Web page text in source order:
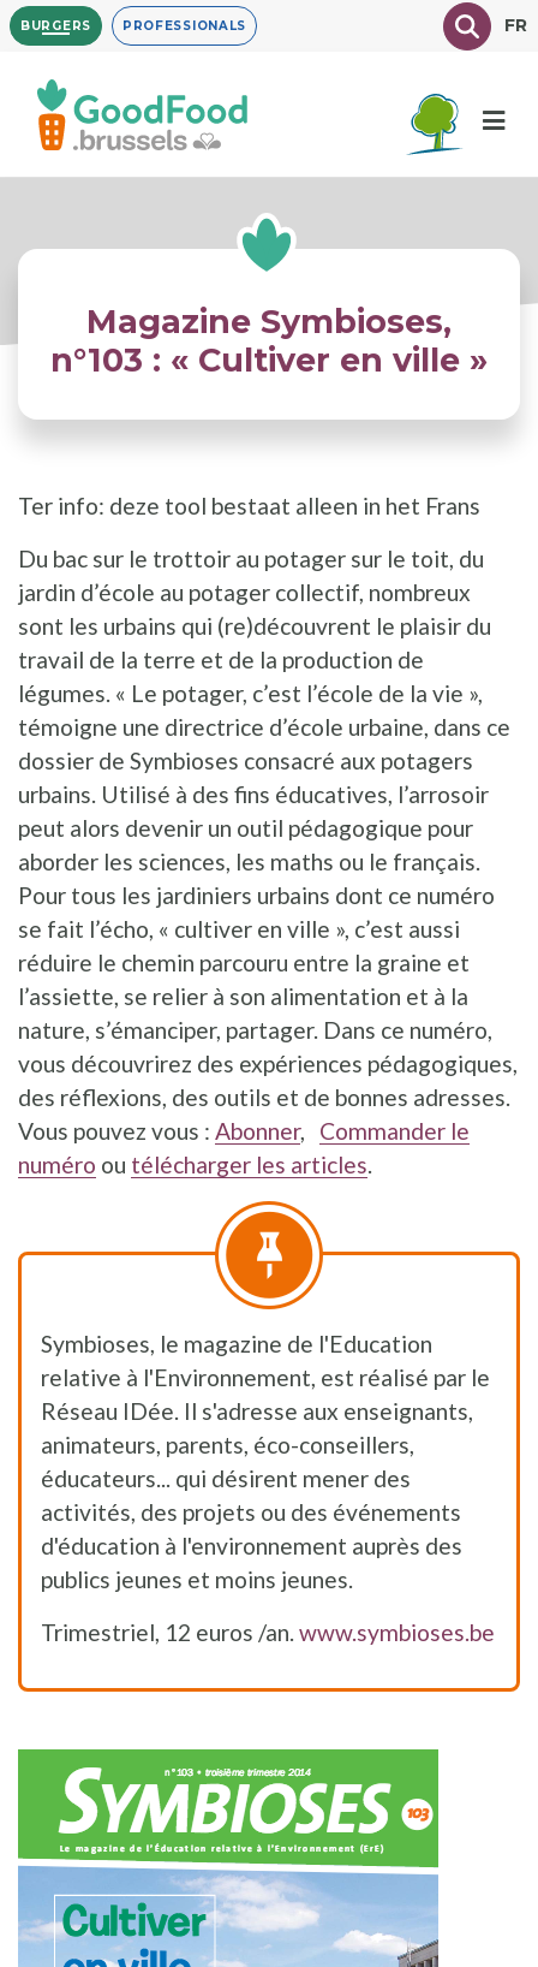
Overslaan
en
inhoud
gaan
BURGERS PROFESSIONALS TexteFR
Magazine Symbioses,
n°103 : « Cultiver en ville »
Ter info: deze tool bestaat alleen in het Frans
Du bac sur le trottoir au potager sur le toit, du
jardin d’école au potager collectif, nombreux
sont les urbains qui (re)découvrent le plaisir du
travail de la terre et de la production de
légumes. « Le potager, c’est l’école de la vie »,
témoigne une directrice d’école urbaine, dans ce
dossier de Symbioses consacré aux potagers
urbains. Utilisé à des fins éducatives, l’arrosoir
peut alors devenir un outil pédagogique pour
aborder les sciences, les maths ou le français.
Pour tous les jardiniers urbains dont ce numéro
se fait l’écho, « cultiver en ville », c’est aussi
réduire le chemin parcouru entre la graine et
l’assiette, se relier à son alimentation et à la
nature, s’émanciper, partager. Dans ce numéro,
vous découvrirez des expériences pédagogiques,
des réflexions, des outils et de bonnes adresses.
Vous pouvez vous : Abonner, Commander le
numéro ou télécharger les articles.
Symbioses, le magazine de l'Education
relative à l'Environnement, est réalisé par le
Réseau IDée. Il s'adresse aux enseignants,
animateurs, parents, éco-conseillers,
éducateurs... qui désirent mener des
activités, des projets ou des événements
d'éducation à l'environnement auprès des
publics jeunes et moins jeunes.
Trimestriel, 12 euros /an. www.symbioses.be